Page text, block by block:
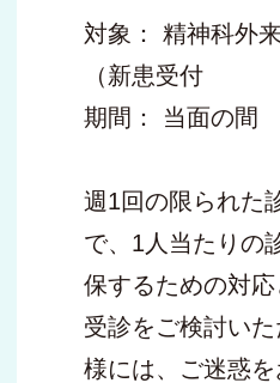
対象： 精神科外
（新患受付
期間： 当面の間
週1回の限られた
で、1人当たりの
保するための対応
受診をご検討い
様には、ご迷惑